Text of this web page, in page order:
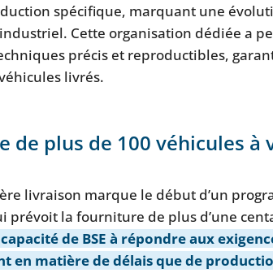
spécifique, marquant une
Cette organisation dédiée a
précis et reproductibles,
livrés.
de plus de 100 véhicules à
livraison marque le début d’un
prévoit la fourniture de plus d’une
capacité de BSE à répondre aux
en matière de délais que de